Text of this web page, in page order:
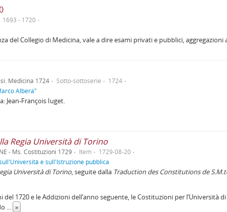
1693 - 1720
del Collegio di Medicina, vale a dire esami privati e pubblici, aggregazioni
Medicina 1724 Sotto-sottoserie
1724
Albera"
Jean-François Iuget.
Regia Università di Torino
- Ms. Costituzioni 1729 Item
1729-08-20
e sull'Istruzione pubblica
Università di Torino, seguite dalla Traduction des Constitutions de
del 1720 e le Addizioni dell’anno seguente, le Costituzioni per l’Università
... »